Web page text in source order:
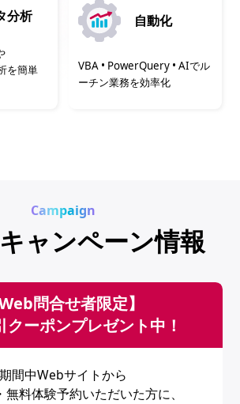
分析
を簡単
自動化
VBA • PowerQuery • AIでル
ーチン業務を効率化
Campaign
ャンペーン情報
Web問合せ者限定】
クーポンプレゼント中！
期間中Webサイトから
無料体験予約いただいた方に、